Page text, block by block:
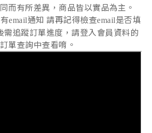
而有所差異，商品皆以實品為主。
email通知 請再記得檢查email是否填
需追蹤訂單進度，請登入會員資料的
訂單查詢中查看唷。